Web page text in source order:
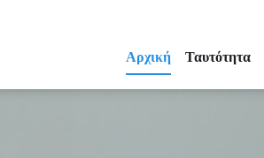
Αρχική Ταυτότητα